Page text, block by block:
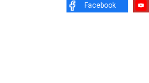
Facebook